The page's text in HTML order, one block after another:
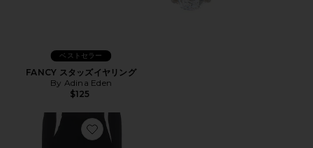
ベストセラー
FANCY スタッズイヤリング
By Adina Eden
$125
Favorite CADY ショートパンツ